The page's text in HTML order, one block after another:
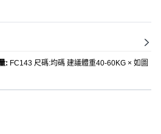
: FC143 尺碼:均碼 建議體重40-60KG × 如圖